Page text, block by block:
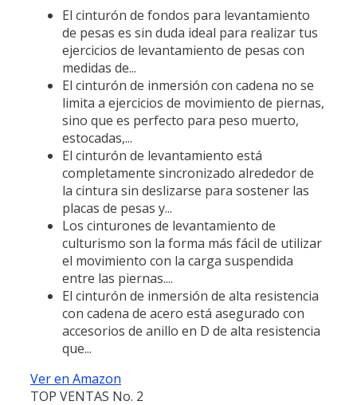
El cinturón de fondos para levantamiento
de pesas es sin duda ideal para realizar tus
ejercicios de levantamiento de pesas con
medidas de...
El cinturón de inmersión con cadena no se
limita a ejercicios de movimiento de piernas,
sino que es perfecto para peso muerto,
estocadas,...
El cinturón de levantamiento está
completamente sincronizado alrededor de
la cintura sin deslizarse para sostener las
placas de pesas y...
Los cinturones de levantamiento de
culturismo son la forma más fácil de utilizar
el movimiento con la carga suspendida
entre las piernas....
El cinturón de inmersión de alta resistencia
con cadena de acero está asegurado con
accesorios de anillo en D de alta resistencia
que...
Ver en Amazon
TOP VENTAS No. 2